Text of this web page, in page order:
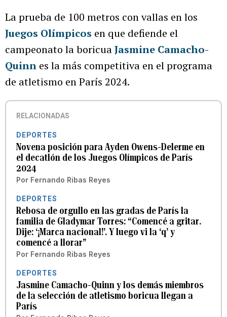
La prueba de 100 metros con vallas en los
Juegos Olímpicos en que defiende el
campeonato la boricuaJasmine Camacho-
Quinn es la más competitiva en el programa
de atletismo en París 2024.
RELACIONADAS
DEPORTES
Novena posición para Ayden Owens-Delerme en
el decatlón de los Juegos Olímpicos de París
2024
Por Fernando Ribas Reyes
DEPORTES
Rebosa de orgullo en las gradas de París la
familia de Gladymar Torres: “Comencé a gritar.
Dije: ‘¡Marca nacional!’. Y luego vi la ‘q’ y
comencé a llorar”
Por Fernando Ribas Reyes
DEPORTES
Jasmine Camacho-Quinn y los demás miembros
de la selección de atletismo boricua llegan a
París